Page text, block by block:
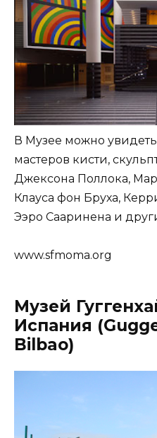
В Музее можно
мастеров кисти,
Джексона Поллока,
Клауса фон Бруха,
Ээро Сааринена и
www.sfmoma.org
Музей
Испания
Bilbao)